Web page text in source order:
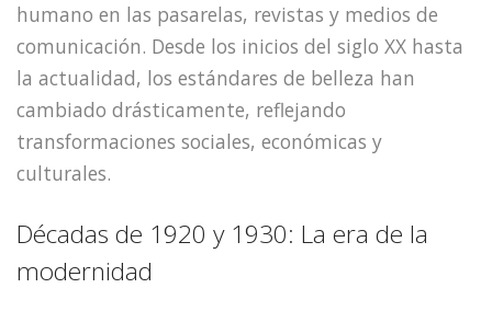
humano en las pasarelas, revistas y medios de
comunicación. Desde los inicios del siglo XX hasta
la actualidad, los estándares de belleza han
cambiado drásticamente, reflejando
transformaciones sociales, económicas y
culturales.
Décadas de 1920 y 1930: La era de la
modernidad